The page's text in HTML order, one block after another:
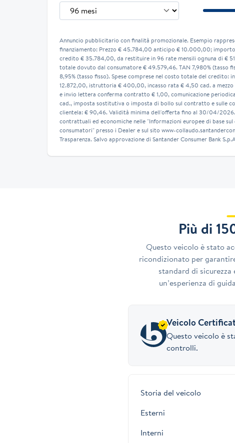
Annuncio pubblicitario con finalità promozionale. Esempio
finanziamento: Prezzo € 45.784,00 anticipo € 10.000,00;
credito € 35.784,00, da restituire in 96 rate mensili ognuna di €
totale dovuto dal consumatore € 49.579,46. TAN 7,980% (tasso
8,95% (tasso fisso). Spese comprese nel costo totale del credito:
12.872,00, istruttoria € 400,00, incasso rata € 4,50 cad. a mezzo
e invio lettera conferma contratto € 1,00, comunicazione
cad., imposta sostitutiva o imposta di bollo sul contratto e sulle
clientela: € 90,46. Validità minima dell'offerta fino al 30/04/
contrattuali ed economiche nelle "Informazioni europee di base
consumatori" presso i Dealer e sul sito www-
Trasparenza. Salvo approvazione di Santander Consumer Bank
Più di
Questo veicolo è stato
ricondizionato per
standard di
un’esperienza di
Veicolo
Questo veicolo è
controlli.
Storia del veicolo
Esterni
Interni